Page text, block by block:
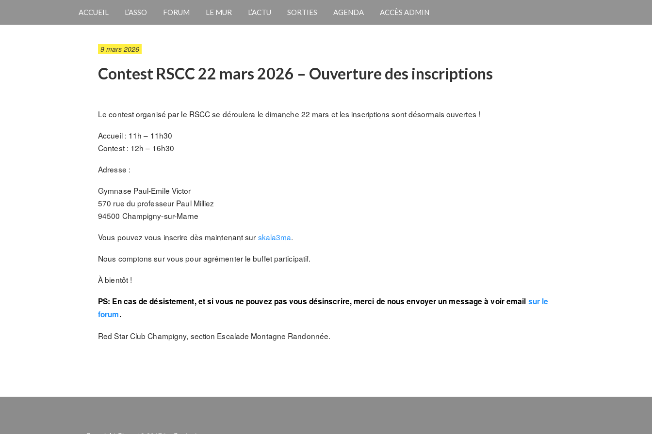
ACCUEIL L’ASSO FORUM LE MUR L’ACTU SORTIES AGENDA ACCÈS ADMIN
9 mars 2026
Contest RSCC 22 mars 2026 – Ouverture des inscriptions
Le contest organisé par le RSCC se déroulera le dimanche 22 mars et les inscriptions sont désormais ouvertes !
Accueil : 11h – 11h30
Contest : 12h – 16h30
Adresse :
Gymnase Paul-Emile Victor
570 rue du professeur Paul Milliez
94500 Champigny-sur-Marne
Vous pouvez vous inscrire dès maintenant sur skala3ma.
Nous comptons sur vous pour agrémenter le buffet participatif.
À bientôt !
PS: En cas de désistement, et si vous ne pouvez pas vous désinscrire, merci de nous envoyer un message à voir email sur le
forum.
Red Star Club Champigny, section Escalade Montagne Randonnée.